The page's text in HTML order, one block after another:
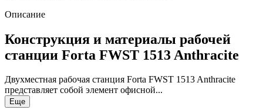
Описание
Конструкция и материалы рабочей
станции Forta FWST 1513 Anthracite
Двухместная рабочая станция Forta FWST 1513 Anthracite
представляет собой элемент офисной...
Еще